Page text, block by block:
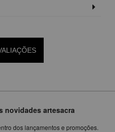
novidades artesacra
dos lançamentos e promoções.